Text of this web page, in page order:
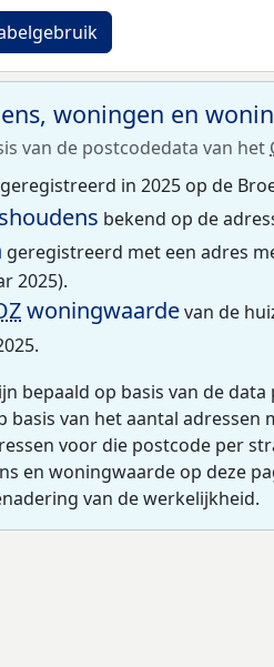
woningen en
van de postcodedata van het
geregistreerd in 2025 op de
bekend op de
geregistreerd met een adres
2025).
woningwaardevan de
bepaald op basis van de
basis van het aantal
voor die postcode per
en woningwaarde op deze
van de werkelijkheid.